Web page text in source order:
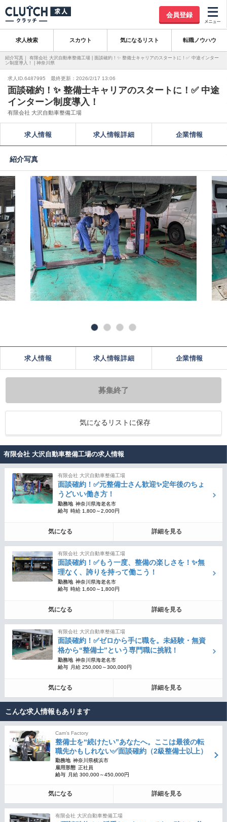
会員登録
求人検索 スカウト 気になるリスト 転職ノウハウ
紹介写真｜ 有限会社 大沢自動車整備工場 | 面談確約！✨ 整備士キャリアのスタートに！✅ 中途インター
ン制度導入！ | 神奈川県
求人ID.6487995 最終更新：2026/2/17 13:06
面談確約！✨ 整備士キャリアのスタートに！✅ 中途
インターン制度導入！
有限会社 大沢自動車整備工場
求人情報 求人情報詳細 企業情報
紹介写真
求人情報 求人情報詳細 企業情報
募集終了
気になるリストに保存
有限会社 大沢自動車整備工場の求人情報
有限会社 大沢自動車整備工場
面談確約！✅元整備士さん歓迎✨定年後のちょ
うどいい働き方！
勤務地 神奈川県海老名市
給与 時給 1,800～2,000円
気になる 詳細を見る
有限会社 大沢自動車整備工場
面談確約！✅もう一度、整備の楽しさを！✨無
理なく、誇りを持って働こう！
勤務地 神奈川県海老名市
給与 時給 1,600～1,800円
気になる 詳細を見る
有限会社 大沢自動車整備工場
面談確約！✅ゼロから手に職を。未経験・無資
格から“整備士”という専門職に挑戦！
勤務地 神奈川県海老名市
給与
月給 250,000～300,000円
気になる 詳細を見る
こんな求人情報もあります
Cam’s Factory
整備士を“続けたい”あなたへ。ここは最後の転
職先かもしれない✅面談確約（2級整備士以上）
勤務地 神奈川県横浜市
雇用形態 正社員
給与
月給 300,000～450,000円
気になる 詳細を見る
有限会社 大沢自動車整備工場